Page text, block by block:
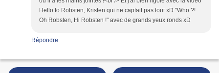
Hello to Robsten, Kristen qui ne captait pas tout xD "Who ?!
Oh Robsten, Hi Robsten !" avec de grands yeux ronds xD
Répondre